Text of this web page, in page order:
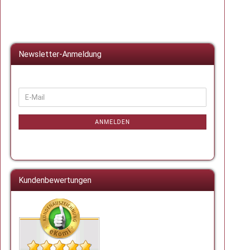
Newsletter-Anmeldung
WEITER
ZUR
NEWSLETTER-
E-
Mail
ANMELDEN
Kundenbewertungen